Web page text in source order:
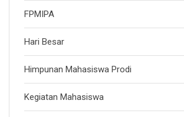
FPMIPA
Hari Besar
Himpunan Mahasiswa Prodi
Kegiatan Mahasiswa